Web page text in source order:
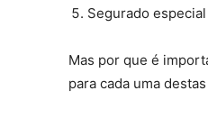
Segurado
Mas por que é
para cada uma